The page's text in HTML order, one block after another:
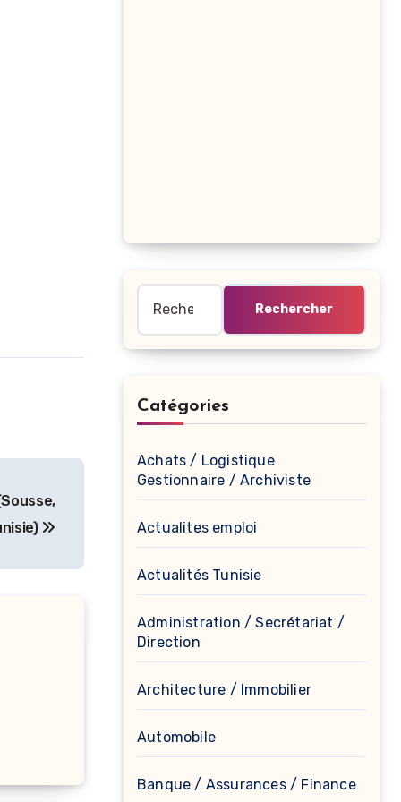
Catégories
Achats / Logistique
Gestionnaire / Archiviste
Actualites emploi
Actualités Tunisie
Administration / Secrétariat /
Direction
Architecture / Immobilier
Automobile
Banque / Assurances / Finance